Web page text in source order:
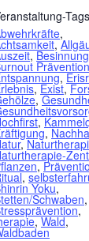
,
,
,Besinnung
Prävention
,
,Exist,
,
,
,
,
,
,
Yoku,
Schwaben,
,
,Wald,